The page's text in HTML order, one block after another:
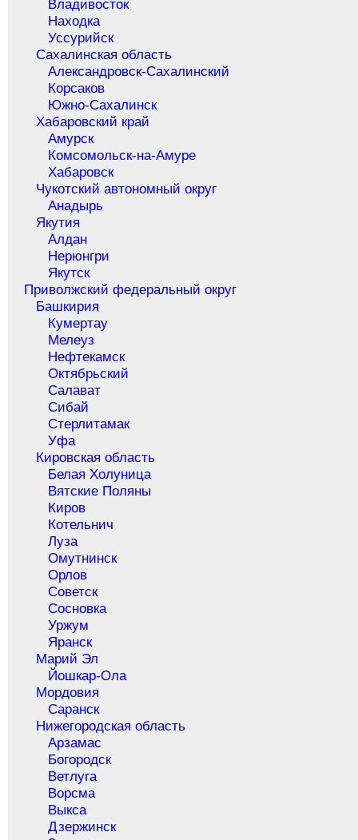
Владивосток
Находка
Уссурийск
Сахалинская область
Александровск-Сахалинский
Корсаков
Южно-Сахалинск
Хабаровский край
Амурск
Комсомольск-на-Амуре
Хабаровск
Чукотский автономный округ
Анадырь
Якутия
Алдан
Нерюнгри
Якутск
Приволжский федеральный округ
Башкирия
Кумертау
Мелеуз
Нефтекамск
Октябрьский
Салават
Сибай
Стерлитамак
Уфа
Кировская область
Белая Холуница
Вятские Поляны
Киров
Котельнич
Луза
Омутнинск
Орлов
Советск
Сосновка
Уржум
Яранск
Марий Эл
Йошкар-Ола
Мордовия
Саранск
Нижегородская область
Арзамас
Богородск
Ветлуга
Ворсма
Выкса
Дзержинск